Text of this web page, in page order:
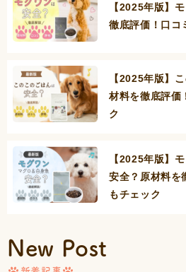
【2025年版】
徹底評価！口コ
【2025年版】
材料を徹底評価
ク
【2025年版】
安全？原材料を
もチェック
New Post